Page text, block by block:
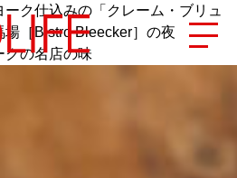
ーク仕込みの「クレーム・ブリュ
［Bistro Bleecker］の夜
クの名店の味